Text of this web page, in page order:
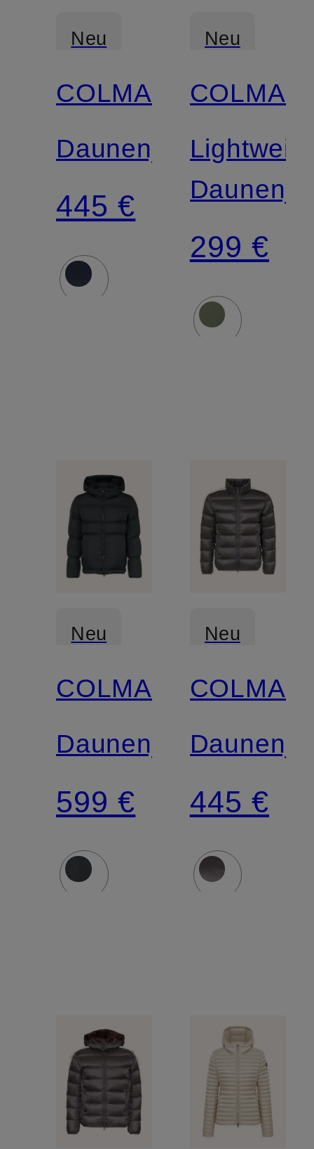
Neu
Zertifiziert
COLMAR
Daunenjacke
445 €
Neu
Zertifiziert
COLMAR
299 €
Neu
Zertifiziert
COLMAR
Daunenjacke
599 €
Neu
Zertifiziert
COLMAR
445 €